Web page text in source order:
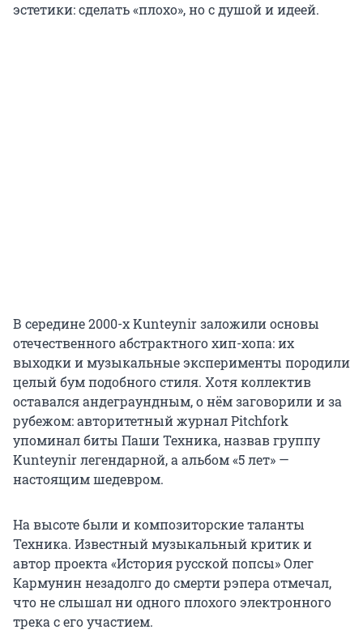
эстетики: сделать «плохо», но с душой и идеей.
В середине 2000-х Kunteynir заложили основы
отечественного абстрактного хип-хопа: их
выходки и музыкальные эксперименты породили
целый бум подобного стиля. Хотя коллектив
оставался андеграундным, о нём заговорили и за
рубежом: авторитетный журнал Pitchfork
упоминал биты Паши Техника, назвав группу
Kunteynir легендарной, а альбом «5 лет» —
настоящим шедевром.
На высоте были и композиторские таланты
Техника. Известный музыкальный критик и
автор проекта «История русской попсы» Олег
Кармунин незадолго до смерти рэпера отмечал,
что не слышал ни одного плохого электронного
трека с его участием.